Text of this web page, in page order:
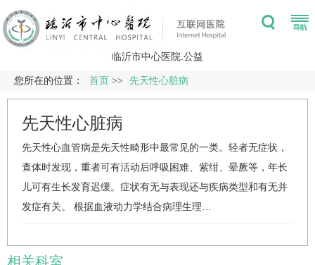
临沂市中心医院.公益
您所在的位置： 首页 >> 先天性心脏病
先天性心脏病
先天性心血管病是先天性畸形中最常见的一类。轻者无症状，
查体时发现，重者可有活动后呼吸困难、紫绀、晕厥等，年长
儿可有生长发育迟缓。症状有无与表现还与疾病类型和有无并
发症有关。 根据血液动力学结合病理生理…
相关科室